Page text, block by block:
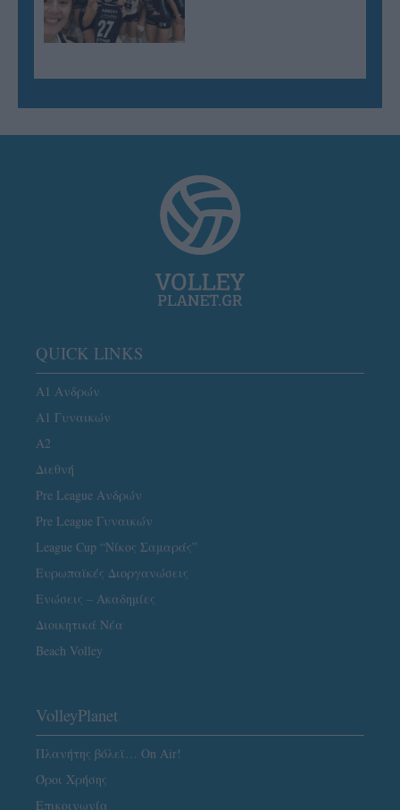
QUICK LINKS
Α1 Ανδρών
Α1 Γυναικών
A2
Διεθνή
Pre League Ανδρών
Pre League Γυναικών
League Cup “Νίκος Σαμαράς”
Ευρωπαϊκές Διοργανώσεις
Ενώσεις – Ακαδημίες
Διοικητικά Νέα
Beach Volley
VolleyPlanet
Πλανήτης βόλεϊ… On Air!
Όροι Χρήσης
Επικοινωνία